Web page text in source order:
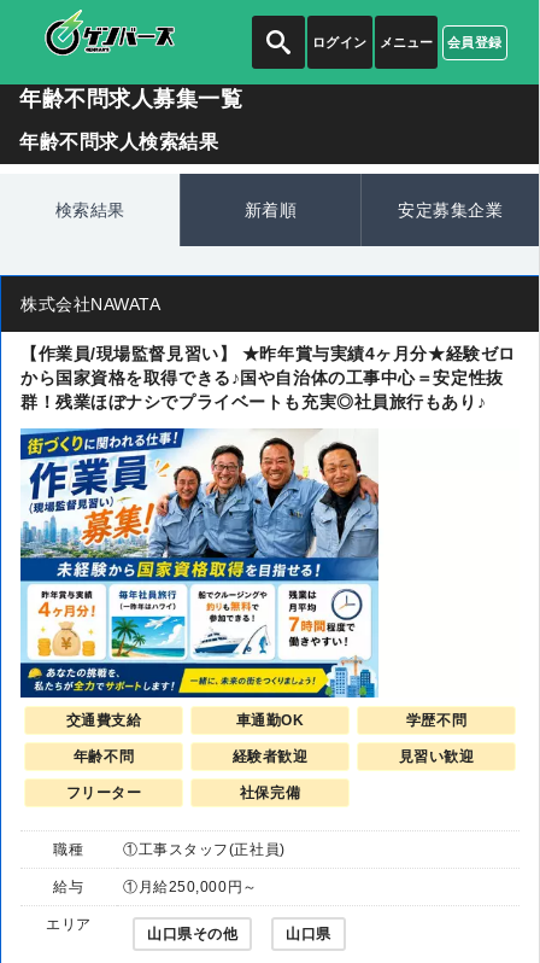
ログイン 会員登録
メニュー
年齢不問求人募集一覧
年齢不問求人検索結果
検索結果 新着順 安定募集企業
株式会社NAWATA
【作業員/現場監督見習い】 ★昨年賞与実績4ヶ月分★経験ゼロ
から国家資格を取得できる♪国や自治体の工事中心＝安定性抜
群！残業ほぼナシでプライベートも充実◎社員旅行もあり♪
交通費支給 車通勤OK 学歴不問
年齢不問 経験者歓迎 見習い歓迎
フリーター 社保完備
職種 ①工事スタッフ(正社員)
給与 ①月給250,000円～
エリア
山口県その他 山口県